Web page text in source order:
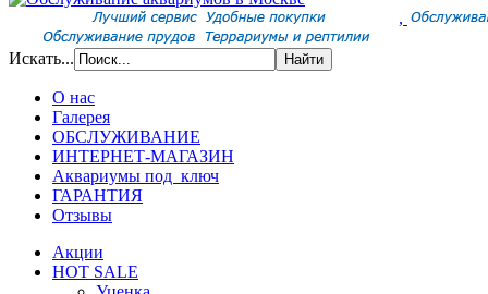
,
Искать...
О нас
Галерея
ОБСЛУЖИВАНИЕ
ИНТЕРНЕТ-МАГАЗИН
Аквариумы под ключ
ГАРАНТИЯ
Отзывы
Акции
HOT SALE